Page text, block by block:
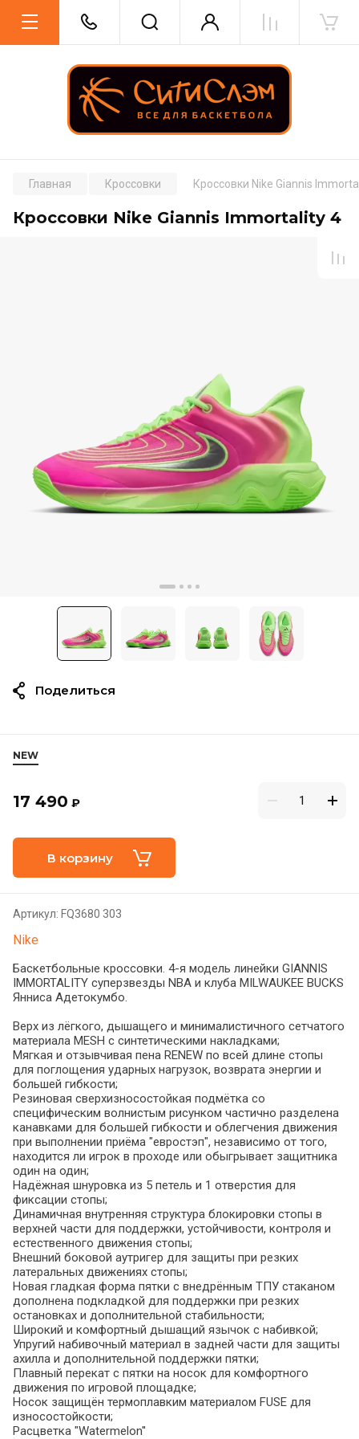
Главная Кроссовки Кроссовки Nike Giannis
Кроссовки Nike Giannis Immortality 4
NEW
17 490 ₽
В корзину
Артикул: FQ3680 303
Nike
Баскетбольные кроссовки. 4-я модель линейки GIANNIS
IMMORTALITY суперзвезды NBA и клуба MILWAUKEE BUCKS
Янниса Адетокумбо.
Верх из лёгкого, дышащего и минималистичного сетчатого
материала MESH с синтетическими накладками;
Мягкая и отзывчивая пена RENEW по всей длине стопы
для поглощения ударных нагрузок, возврата энергии и
большей гибкости;
Резиновая сверхизносостойкая подмётка со
специфическим волнистым рисунком частично разделена
канавками для большей гибкости и облегчения движения
при выполнении приёма "евростэп", независимо от того,
находится ли игрок в проходе или обыгрывает защитника
один на один;
Надёжная шнуровка из 5 петель и 1 отверстия для
фиксации стопы;
Динамичная внутренняя структура блокировки стопы в
верхней части для поддержки, устойчивости, контроля и
естественного движения стопы;
Внешний боковой аутригер для защиты при резких
латеральных движениях стопы;
Новая гладкая форма пятки с внедрённым ТПУ стаканом
дополнена подкладкой для поддержки при резких
остановках и дополнительной стабильности;
Широкий и комфортный дышащий язычок с набивкой;
Упругий набивочный материал в задней части для защиты
ахилла и дополнительной поддержки пятки;
Плавный перекат с пятки на носок для комфортного
движения по игровой площадке;
Носок защищён термоплавким материалом FUSE для
износостойкости;
Расцветка "Watermelon''
Поделиться